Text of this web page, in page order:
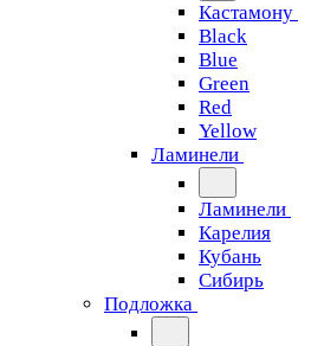
Кастамону
Black
Blue
Green
Red
Yellow
Ламинели
Ламинели
Карелия
Кубань
Сибирь
Подложка